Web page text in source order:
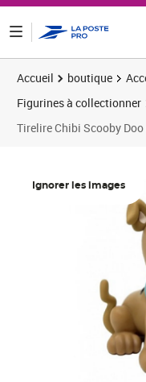
Accueil boutique
Figurines à collectionner
Tirelire Chibi Scooby Doo
Ignorer les images